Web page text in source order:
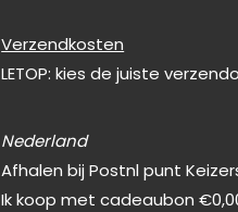
Verzendkosten
LETOP: kies de juiste
Nederland
Afhalen bij Postnl punt
Ik koop met cadeaubon